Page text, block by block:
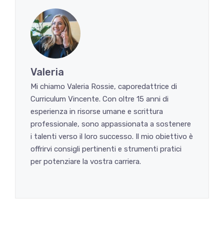
Valeria
Mi chiamo Valeria Rossie, caporedattrice di
Curriculum Vincente. Con oltre 15 anni di
esperienza in risorse umane e scrittura
professionale, sono appassionata a sostenere
i talenti verso il loro successo. Il mio obiettivo è
offrirvi consigli pertinenti e strumenti pratici
per potenziare la vostra carriera.